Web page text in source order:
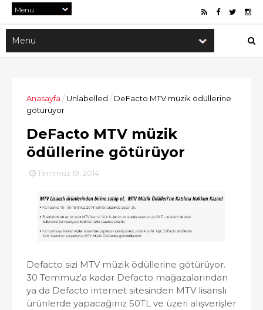
Anasayfa /Unlabelled / DeFacto MTV müzik ödüllerine
götürüyor
DeFacto MTV müzik
ödüllerine götürüyor
Temmuz 19, 2014
Defacto sizi MTV müzik ödüllerine götürüyor.
30 Temmuz'a kadar Defacto mağazalarından
ya da Defacto internet sitesinden MTV lisanslı
ürünlerde yapacağınız 50TL ve üzeri alışverişler